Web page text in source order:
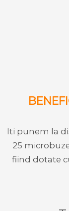
Iti punem la
25
fiind dotate